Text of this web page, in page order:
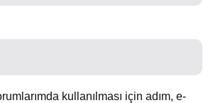
kullanılması için adım, e-